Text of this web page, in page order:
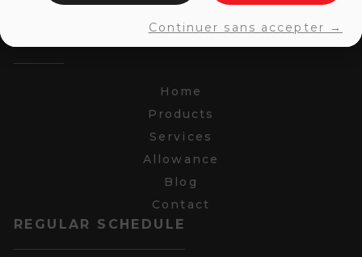
Home
Products
Services
Allowance
Blog
Contact
REGULAR SCHEDULE
Continuer sans accepter →